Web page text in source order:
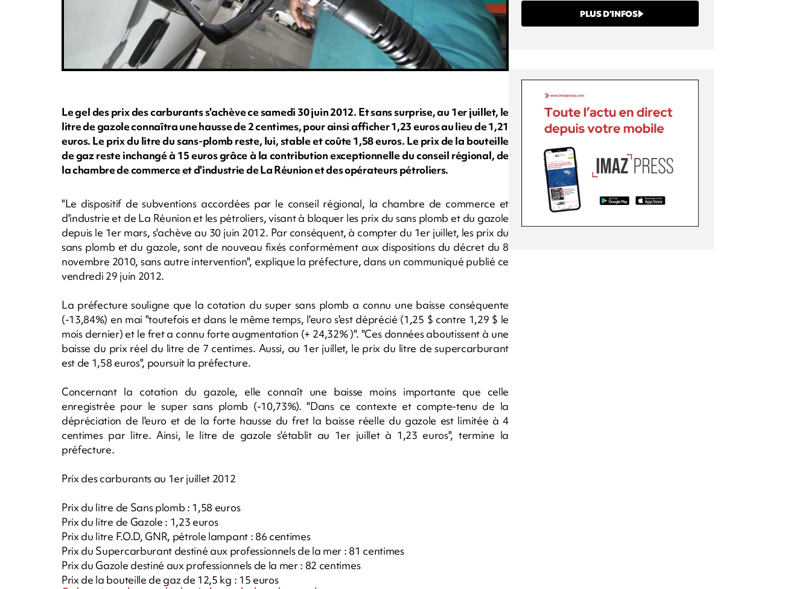
Le gel des prix des carburants s'achève ce samedi 30 juin 2012. Et sans surprise, au 1er juillet, le
litre de gazole connaîtra une hausse de 2 centimes, pour ainsi afficher 1,23 euros au lieu de 1,21
euros. Le prix du litre du sans-plomb reste, lui, stable et coûte 1,58 euros. Le prix de la bouteille
de gaz reste inchangé à 15 euros grâce à la contribution exceptionnelle du conseil régional, de
la chambre de commerce et d'industrie de La Réunion et des opérateurs pétroliers.
"Le dispositif de subventions accordées par le conseil régional, la chambre de commerce et
d'industrie et de La Réunion et les pétroliers, visant à bloquer les prix du sans plomb et du gazole
depuis le 1er mars, s'achève au 30 juin 2012. Par conséquent, à compter du 1er juillet, les prix du
sans plomb et du gazole, sont de nouveau fixés conformément aux dispositions du décret du 8
novembre 2010, sans autre intervention", explique la préfecture, dans un communiqué publié ce
vendredi 29 juin 2012.
La préfecture souligne que la cotation du super sans plomb a connu une baisse conséquente
(-13,84%) en mai "toutefois et dans le même temps, l'euro s'est déprécié (1,25 $ contre 1,29 $ le
mois dernier) et le fret a connu forte augmentation (+ 24,32% )". "Ces données aboutissent à une
baisse du prix réel du litre de 7 centimes. Aussi, au 1er juillet, le prix du litre de supercarburant
est de 1,58 euros", poursuit la préfecture.
Concernant la cotation du gazole, elle connaît une baisse moins importante que celle
enregistrée pour le super sans plomb (-10,73%). "Dans ce contexte et compte-tenu de la
dépréciation de l'euro et de la forte hausse du fret la baisse réelle du gazole est limitée à 4
centimes par litre. Ainsi, le litre de gazole s'établit au 1er juillet à 1,23 euros", termine la
préfecture.
Prix des carburants au 1er juillet 2012
Prix du litre de Sans plomb : 1,58 euros
Prix du litre de Gazole : 1,23 euros
Prix du litre F.O.D, GNR, pétrole lampant : 86 centimes
Prix du Supercarburant destiné aux professionnels de la mer : 81 centimes
Prix du Gazole destiné aux professionnels de la mer : 82 centimes
Prix de la bouteille de gaz de 12,5 kg : 15 euros
PLUS D’INFOS